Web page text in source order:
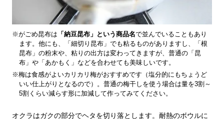
※がごめ昆布は 「納豆昆布」という商品名で並んでいることもあり
ます。他にも、「細切り昆布」でも粘るものがありますし、「根
昆布」の粉末や、粘りの出方は変わってきますが、普通の「昆
布」や「あかもく」などを合わせても美味しいです。
※梅は食感がよいカリカリ梅がおすすめです（塩分的にもちょうど
いい仕上がりとなるので）。普通の梅干しを使う場合は量を3割～
5割くらい減らす形に加減して作ってみてください。
オクラはガクの部分でヘタを切り落とします。耐熱のボウルに